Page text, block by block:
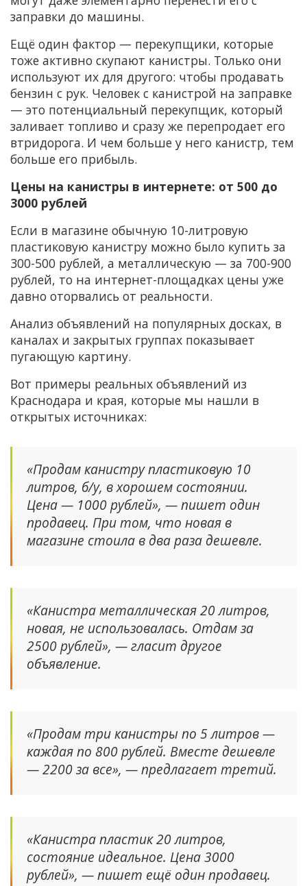
заправки до машины.
Ещё один фактор — перекупщики, которые
тоже активно скупают канистры. Только они
используют их для другого: чтобы продавать
бензин с рук. Человек с канистрой на заправке
— это потенциальный перекупщик, который
заливает топливо и сразу же перепродает его
втридорога. И чем больше у него канистр, тем
больше его прибыль.
Цены на канистры в интернете: от 500 до
3000 рублей
Если в магазине обычную 10-литровую
пластиковую канистру можно было купить за
300-500 рублей, а металлическую — за 700-900
рублей, то на интернет-площадках цены уже
давно оторвались от реальности.
Анализ объявлений на популярных досках, в
каналах и закрытых группах показывает
пугающую картину.
Вот примеры реальных объявлений из
Краснодара и края, которые мы нашли в
открытых источниках:
«Продам канистру пластиковую 10
литров, б/у, в хорошем состоянии.
Цена — 1000 рублей», — пишет один
продавец. При том, что новая в
магазине стоила в два раза дешевле.
«Канистра металлическая 20 литров,
новая, не использовалась. Отдам за
2500 рублей», — гласит другое
объявление.
«Продам три канистры по 5 литров —
каждая по 800 рублей. Вместе дешевле
— 2200 за все», — предлагает третий.
«Канистра пластик 20 литров,
состояние идеальное. Цена 3000
рублей», — пишет ещё один продавец.